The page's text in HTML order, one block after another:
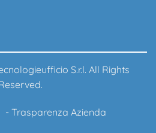
S.r.l. All Rights
- Trasparenza Azienda